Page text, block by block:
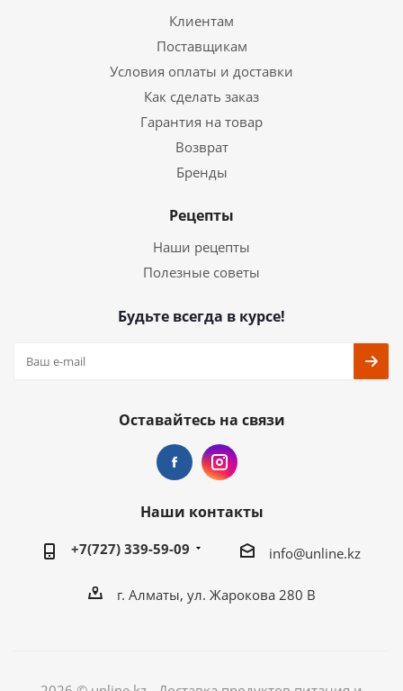
Клиентам
Поставщикам
Условия оплаты и доставки
Как сделать заказ
Гарантия на товар
Возврат
Бренды
Рецепты
Наши рецепты
Полезные советы
Будьте всегда в курсе!
Оставайтесь на связи
Наши контакты
+7(727) 339-59-09 info@unline.kz
г. Алматы, ул. Жарокова 280 В